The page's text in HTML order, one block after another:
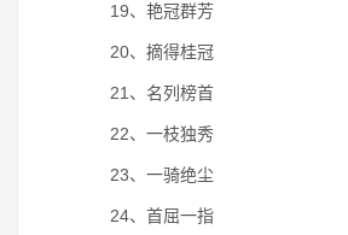
19、艳冠群芳
20、摘得桂冠
21、名列榜首
22、一枝独秀
23、一骑绝尘
24、首屈一指